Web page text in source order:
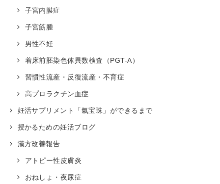
子宮内膜症
子宮筋腫
男性不妊
着床前胚染色体異数検査（PGT-A）
習慣性流産・反復流産・不育症
高プロラクチン血症
妊活サプリメント「氣宝珠」ができるまで
授かるための妊活ブログ
漢方改善報告
アトピー性皮膚炎
おねしょ・夜尿症